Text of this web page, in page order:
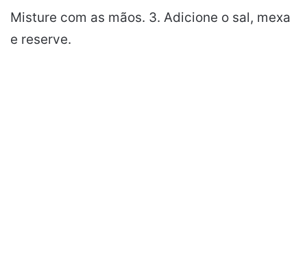
Misture com as mãos. 3. Adicione o sal, mexa
e reserve.